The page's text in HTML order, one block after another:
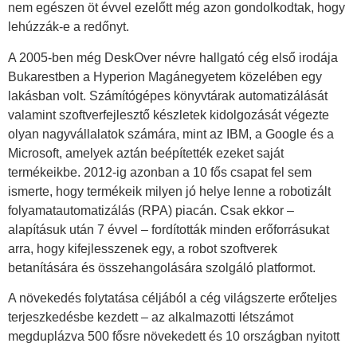
nem egészen öt évvel ezelőtt még azon gondolkodtak, hogy
lehúzzák-e a redőnyt.
A 2005-ben még DeskOver névre hallgató cég első irodája
Bukarestben a Hyperion Magánegyetem közelében egy
lakásban volt. Számítógépes könyvtárak automatizálását
valamint szoftverfejlesztő készletek kidolgozását végezte
olyan nagyvállalatok számára, mint az IBM, a Google és a
Microsoft, amelyek aztán beépítették ezeket saját
termékeikbe. 2012-ig azonban a 10 fős csapat fel sem
ismerte, hogy termékeik milyen jó helye lenne a robotizált
folyamatautomatizálás (RPA) piacán. Csak ekkor –
alapításuk után 7 évvel – fordították minden erőforrásukat
arra, hogy kifejlesszenek egy, a robot szoftverek
betanítására és összehangolására szolgáló platformot.
A növekedés folytatása céljából a cég világszerte erőteljes
terjeszkedésbe kezdett – az alkalmazotti létszámot
megduplázva 500 fősre növekedett és 10 országban nyitott